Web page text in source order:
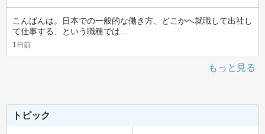
こんばんは。日本での一般的な働き方、どこかへ就職して出社し
て仕事する、という職種では…
1日前
もっと見る
トピック